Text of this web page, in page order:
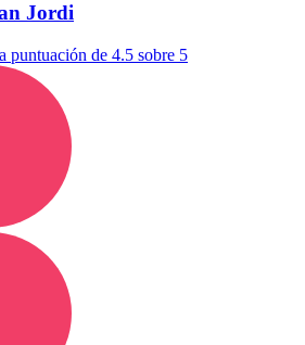
Jordi
puntuación de 4.5 sobre 5